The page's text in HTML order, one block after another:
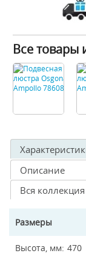
Все товары
Описание
Вся коллекция
Размеры
Высота, мм 470